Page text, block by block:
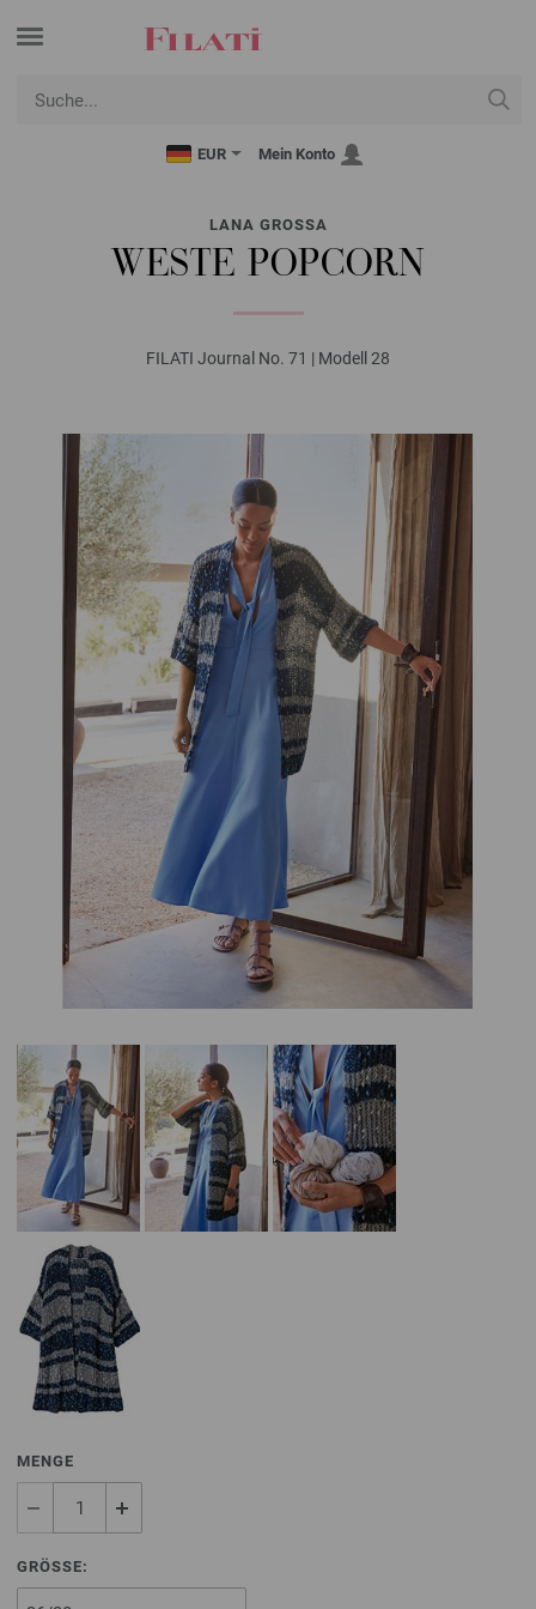
EUR Mein Konto
LANA GROSSA
WESTE POPCORN
FILATI Journal No. 71 | Modell 28
MENGE
GRÖSSE: